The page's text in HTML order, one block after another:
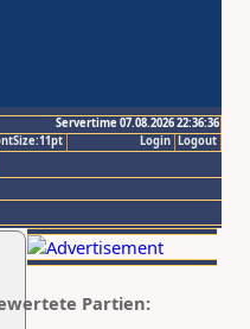
Servertime 07.08.2026 22:36:36
Logout
Login
Partien: